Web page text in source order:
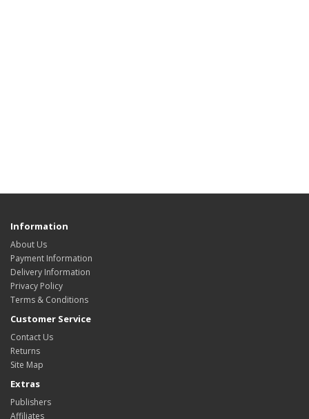
Information
About Us
Payment Information
Delivery Information
Privacy Policy
Terms & Conditions
Customer Service
Contact Us
Returns
Site Map
Extras
Publishers
Affiliates